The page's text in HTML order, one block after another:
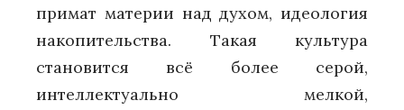
примат материи над духом, идеология
накопительства. Такая культура
становится всё более серой,
интеллектуально мелкой,